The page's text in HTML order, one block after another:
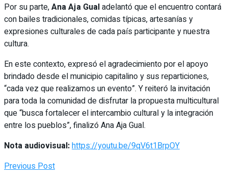
Por su parte,Ana Aja Gualadelantó que el encuentro contará
con bailes tradicionales, comidas típicas, artesanías y
expresiones culturales de cada país participante y nuestra
cultura.
En este contexto, expresó el agradecimiento por el apoyo
brindado desde el municipio capitalino y sus reparticiones,
“cada vez que realizamos un evento”. Y reiteró la invitación
para toda la comunidad de disfrutar la propuesta multicultural
que “busca fortalecer el intercambio cultural y la integración
entre los pueblos”, finalizó Ana Aja Gual.
Nota audiovisual:https://youtu.be/9qV6t1BrpOY
Previous Post